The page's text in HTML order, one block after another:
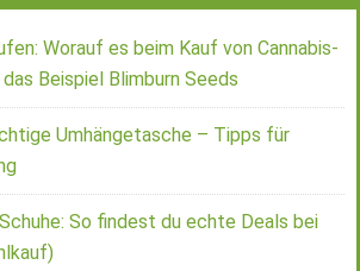
Worauf es beim Kauf von Cannabis-
Beispiel Blimburn Seeds
Umhängetasche – Tipps für
So findest du echte Deals bei